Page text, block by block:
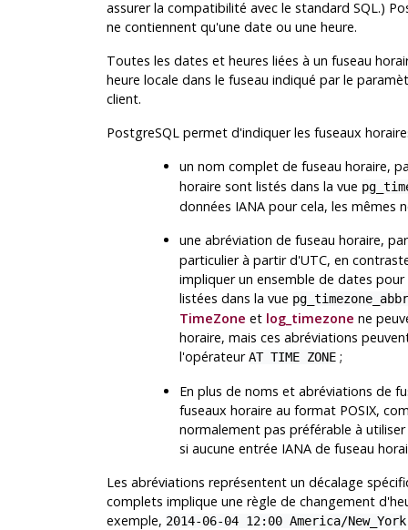
assurer la compatibilité avec le standard SQL.)
ne contiennent qu'une date ou une heure.
Toutes les dates et heures liées à un fuseau
heure locale dans le fuseau indiqué par le
client.
PostgreSQLpermet d'indiquer les fuseaux
un nom complet de fuseau horaire,
horaire sont listés dans la vue
données IANA pour cela, les mêmes
une abréviation de fuseau horaire,
particulier à partir d'UTC, en
impliquer un ensemble de dates
listées dans la vue
TimeZone et log_timezone ne
horaire, mais ces abréviations
l'opérateurAT TIME ZONE;
En plus de noms et abréviations de
fuseaux horaire au format POSIX,
normalement pas préférable à
si aucune entrée IANA de fuseau
Les abréviations représentent un décalage
complets implique une règle de changement
exemple, 2014-06-04 12:00 America/New_York